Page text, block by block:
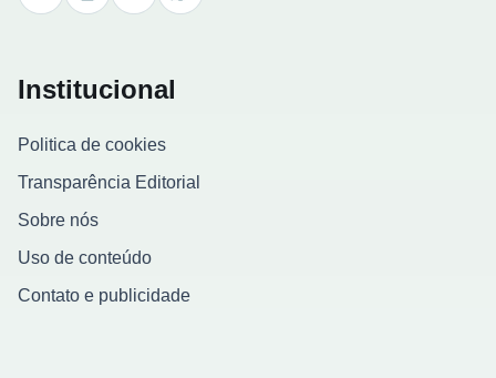
Institucional
Politica de cookies
Transparência Editorial
Sobre nós
Uso de conteúdo
Contato e publicidade